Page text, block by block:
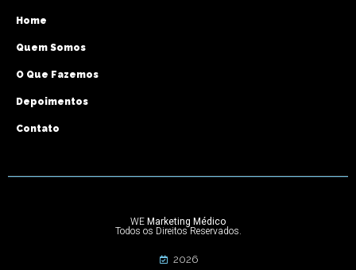
Home
Quem Somos
O Que Fazemos
Depoimentos
Contato
WEMarketing Médico
Todos os Direitos Reservados.
2026